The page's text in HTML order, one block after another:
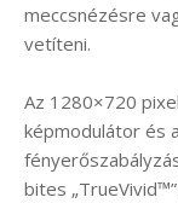
meccsnézésre
vetíteni.
Az 1280×720
képmodulátor és
bites